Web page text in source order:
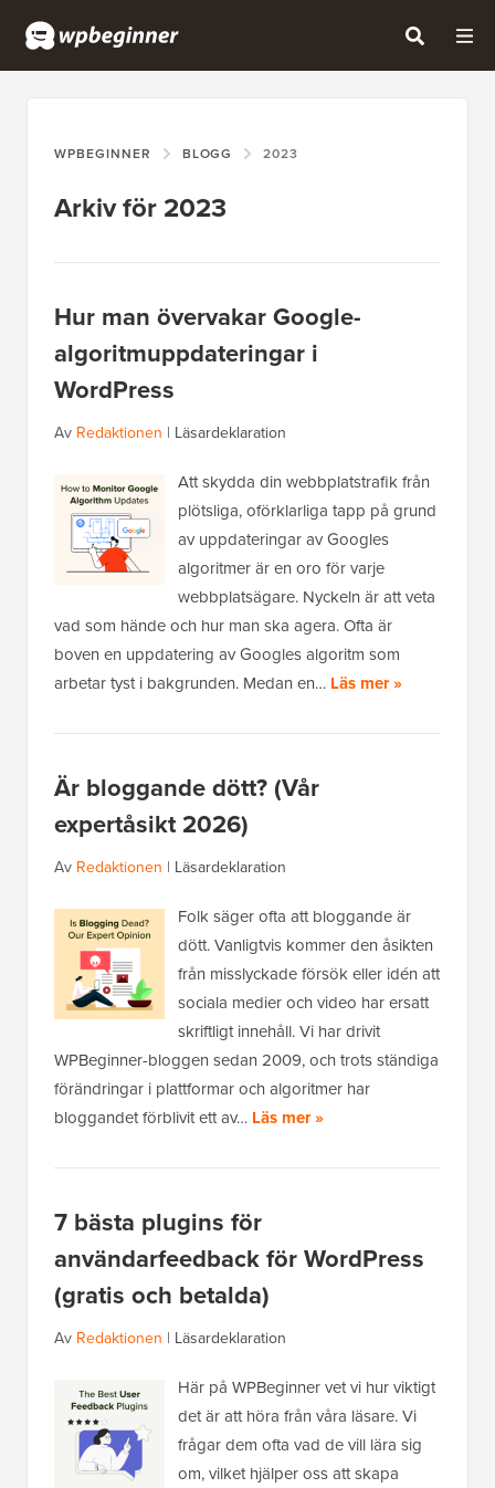
WPBEGINNER BLOGG 2023
Arkiv för 2023
Hur man övervakar Google-
algoritmuppdateringar i
WordPress
Av Redaktionen | Läsardeklaration
Att skydda din webbplatstrafik från
plötsliga, oförklarliga tapp på grund
av uppdateringar av Googles
algoritmer är en oro för varje
webbplatsägare. Nyckeln är att veta
vad som hände och hur man ska agera. Ofta är
boven en uppdatering av Googles algoritm som
arbetar tyst i bakgrunden. Medan en… Läs mer »
Är bloggande dött? (Vår
expertåsikt 2026)
Av Redaktionen | Läsardeklaration
Folk säger ofta att bloggande är
dött. Vanligtvis kommer den åsikten
från misslyckade försök eller idén att
sociala medier och video har ersatt
skriftligt innehåll. Vi har drivit
WPBeginner-bloggen sedan 2009, och trots ständiga
förändringar i plattformar och algoritmer har
bloggandet förblivit ett av… Läs mer »
7 bästa plugins för
användarfeedback för WordPress
(gratis och betalda)
Av Redaktionen | Läsardeklaration
Här på WPBeginner vet vi hur viktigt
det är att höra från våra läsare. Vi
frågar dem ofta vad de vill lära sig
om, vilket hjälper oss att skapa